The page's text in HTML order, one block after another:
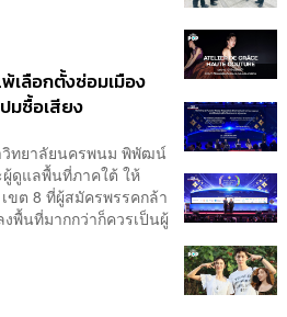
เลือกตั้งซ่อมเมือง
มซื้อเสียง
วิทยาลัยนครพนม พิพัฒน์
ผู้ดูแลพื้นที่ภาคใต้ ให้
ขต 8 ที่ผู้สมัครพรรคกล้า
งพื้นที่มากกว่าก็ควรเป็นผู้